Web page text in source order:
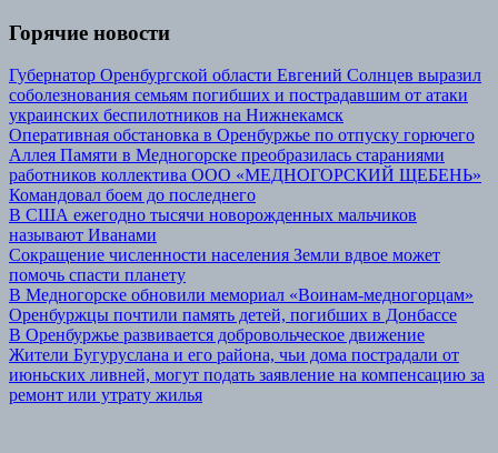
Горячие новости
Губернатор Оренбургской области Евгений Солнцев выразил
соболезнования семьям погибших и пострадавшим от атаки
украинских беспилотников на Нижнекамск
Оперативная обстановка в Оренбуржье по отпуску горючего
Аллея Памяти в Медногорске преобразилась стараниями
работников коллектива ООО «МЕДНОГОРСКИЙ ЩЕБЕНЬ»
Командовал боем до последнего
В США ежегодно тысячи новорожденных мальчиков
называют Иванами
Сокращение численности населения Земли вдвое может
помочь спасти планету
В Медногорске обновили мемориал «Воинам-медногорцам»
Оренбуржцы почтили память детей, погибших в Донбассе
В Оренбуржье развивается добровольческое движение
Жители Бугуруслана и его района, чьи дома пострадали от
июньских ливней, могут подать заявление на компенсацию за
ремонт или утрату жилья